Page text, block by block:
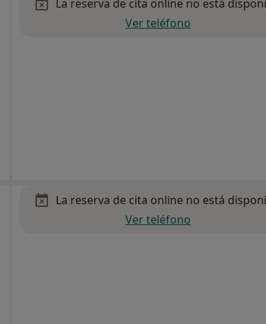
La reserva de cita online no está
Ver teléfono
La reserva de cita online no está
Ver teléfono